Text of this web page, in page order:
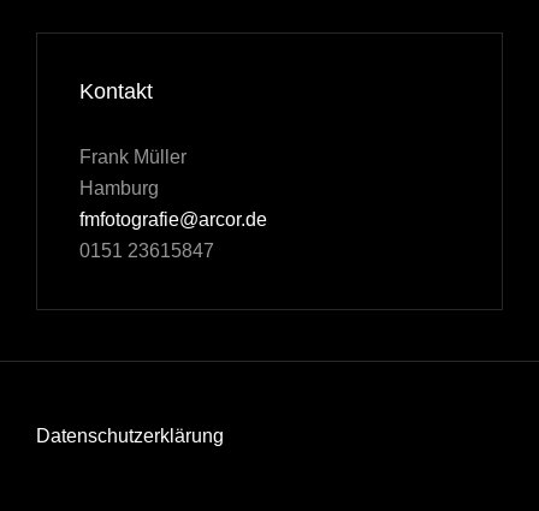
Kontakt
Frank Müller
Hamburg
fmfotografie@arcor.de
0151 23615847
Datenschutzerklärung